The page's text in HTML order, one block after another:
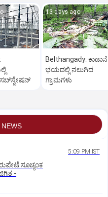
ಸಬ್‌ಸ್ಟೇಷನ್‌
13 days ago
Belthangady: ಕಾಡಾನೆ
ಭಯದಲ್ಲಿ ನಲುಗಿದ
ಗ್ರಾಮಗಳು
5:09 PM IST
ಸೂಚ್ಯಂಕ
-